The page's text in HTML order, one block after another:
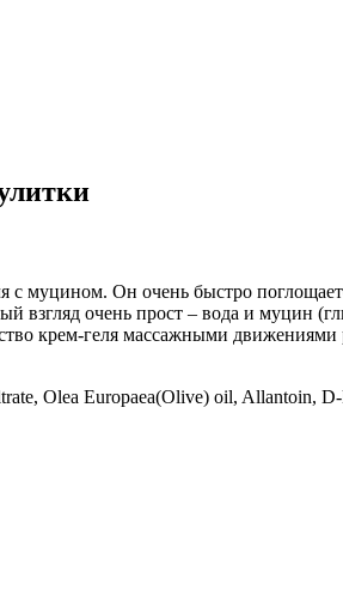
с муцином. Он очень быстро
очень прост – вода и муцин
крем-геля массажными движениями
Olea Europaea(Olive) oil, Allantoin,